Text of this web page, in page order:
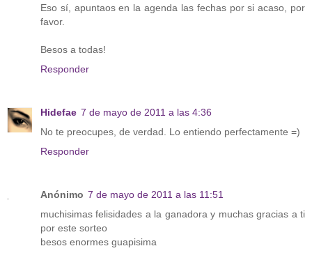
Eso sí, apuntaos en la agenda las fechas por si acaso, por
favor.
Besos a todas!
Responder
Hidefae 7 de mayo de 2011 a las 4:36
No te preocupes, de verdad. Lo entiendo perfectamente =)
Responder
Anónimo 7 de mayo de 2011 a las 11:51
muchisimas felisidades a la ganadora y muchas gracias a ti
por este sorteo
besos enormes guapisima